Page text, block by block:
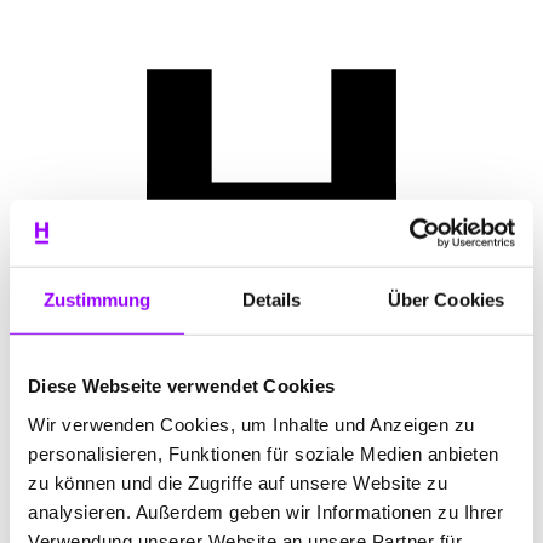
Zustimmung Details Über Cookies
Diese Webseite verwendet Cookies
Wir verwenden Cookies, um Inhalte und Anzeigen zu
personalisieren, Funktionen für soziale Medien anbieten
zu können und die Zugriffe auf unsere Website zu
analysieren. Außerdem geben wir Informationen zu Ihrer